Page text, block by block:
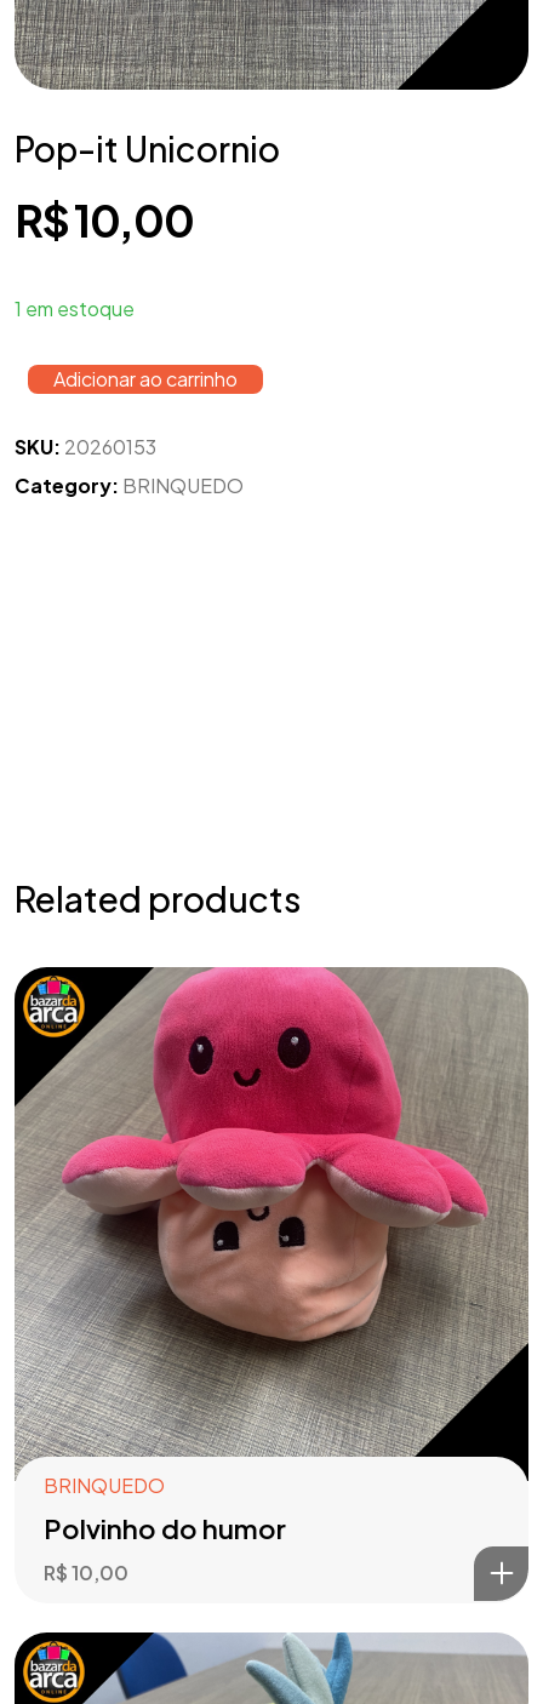
Pop-it Unicornio
R$10,00
1 em estoque
Adicionar ao carrinho
SKU: 20260153
Category: BRINQUEDO
Related products
BRINQUEDO
Polvinho do humor
R$10,00